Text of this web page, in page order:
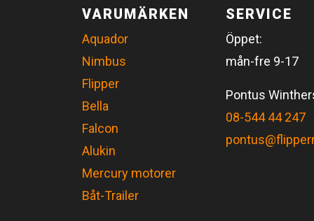
VARUMÄRKEN
Aquador
Nimbus
Flipper
Bella
Falcon
Alukin
Mercury motorer
Båt-Trailer
SERVICE
Öppet:
mån-fre 9-17
Pontus
08-544 44 247